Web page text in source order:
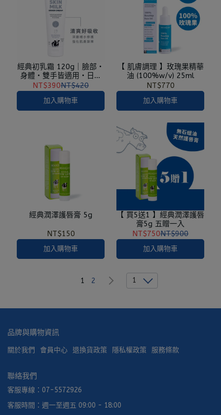
經典初乳霜 120g｜臉部・
身體・雙手皆適用・日常
保濕
NT$390NT$420
加入購物車
【 肌膚調理 】玫瑰果精華
油 (100%w/v) 25ml
NT$770
加入購物車
經典潤澤護唇膏 5g
NT$150
加入購物車
【 買5送1 】經典潤澤護唇
膏5g 五贈一入
NT$750NT$900
加入購物車
1 2 1
品牌與購物資訊
關於我們 會員中心 退換貨政策 隱私權政策 服務條款
聯絡我們
客服專線：07-5572926
客服時間：週一至週五 09:00 - 18:00